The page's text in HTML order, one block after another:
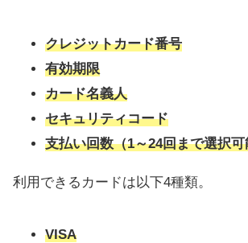
クレジットカード番号
有効期限
カード名義人
セキュリティコード
支払い回数（1～24回まで選択可
利用できるカードは以下4種類。
VISA